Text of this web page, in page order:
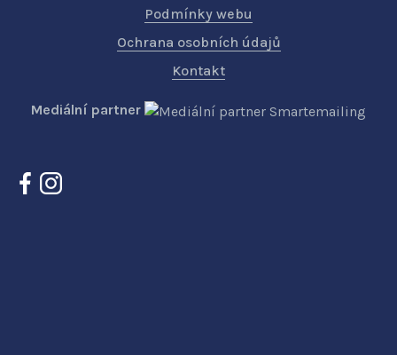
Podmínky webu
Ochrana osobních údajů
Kontakt
Mediální partner